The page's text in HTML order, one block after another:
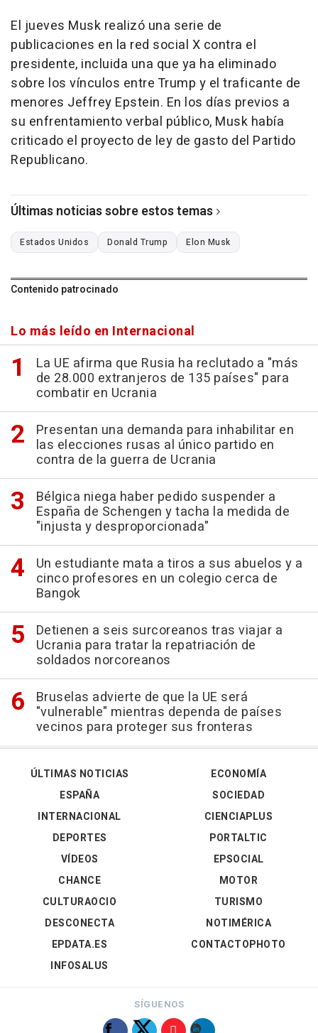
El jueves Musk realizó una serie de
publicaciones en la red social X contra el
presidente, incluida una que ya ha eliminado
sobre los vínculos entre Trump y el traficante de
menores Jeffrey Epstein. En los días previos a
su enfrentamiento verbal público, Musk había
criticado el proyecto de ley de gasto del Partido
Republicano.
Últimas noticias sobre estos temas
Estados Unidos Donald Trump Elon Musk
Contenido patrocinado
Lo más leído en Internacional
La UE afirma que Rusia ha reclutado a "más
de 28.000 extranjeros de 135 países" para
combatir en Ucrania
Presentan una demanda para inhabilitar en
las elecciones rusas al único partido en
contra de la guerra de Ucrania
Bélgica niega haber pedido suspender a
España de Schengen y tacha la medida de
"injusta y desproporcionada"
Un estudiante mata a tiros a sus abuelos y a
cinco profesores en un colegio cerca de
Bangok
Detienen a seis surcoreanos tras viajar a
Ucrania para tratar la repatriación de
soldados norcoreanos
Bruselas advierte de que la UE será
"vulnerable" mientras dependa de países
vecinos para proteger sus fronteras
ÚLTIMAS NOTICIAS
ESPAÑA
INTERNACIONAL
DEPORTES
VÍDEOS
ECONOMÍA
SOCIEDAD
CIENCIAPLUS
PORTALTIC
EPSOCIAL
CHANCE
CULTURAOCIO
DESCONECTA
EPDATA.ES
INFOSALUS
MOTOR
TURISMO
NOTIMÉRICA
CONTACTOPHOTO
SÍGUENOS